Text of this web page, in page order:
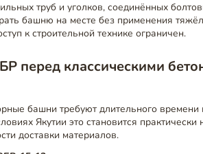
труб и уголков, соединённых
башню на месте без применения
к строительной технике ограничен.
перед классическими
башни требуют длительного времени
Якутии это становится
доставки материалов.